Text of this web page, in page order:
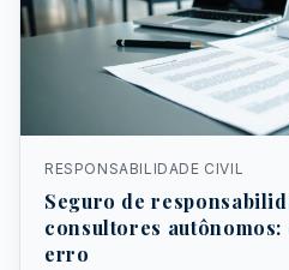
RESPONSABILIDADE CIVIL
Seguro de
consultores
erro